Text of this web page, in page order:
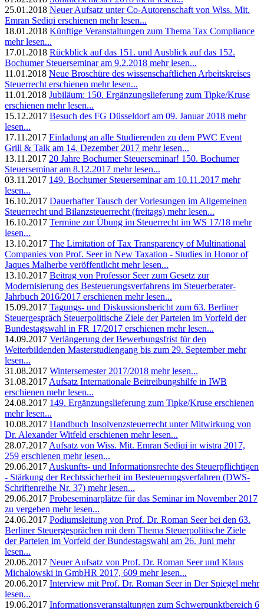
25.01.2018 Neuer Aufsatz unter Co-Autorenschaft von Wiss. Mit.
Emran Sediqi erschienen mehr lesen...
18.01.2018 Künftige Veranstaltungen zum Thema Tax Compliance
mehr lesen...
17.01.2018 Rückblick auf das 151. und Ausblick auf das 152.
Bochumer Steuerseminar am 9.2.2018 mehr lesen...
11.01.2018 Neue Broschüre des wissenschaftlichen Arbeitskreises
Steuerrecht erschienen mehr lesen...
11.01.2018 Jubiläum: 150. Ergänzungslieferung zum Tipke/Kruse
erschienen mehr lesen...
15.12.2017 Besuch des FG Düsseldorf am 09. Januar 2018 mehr
lesen...
17.11.2017 Einladung an alle Studierenden zu dem PWC Event
Grill & Talk am 14. Dezember 2017 mehr lesen...
13.11.2017 20 Jahre Bochumer Steuerseminar! 150. Bochumer
Steuerseminar am 8.12.2017 mehr lesen...
03.11.2017 149. Bochumer Steuerseminar am 10.11.2017 mehr
lesen...
16.10.2017 Dauerhafter Tausch der Vorlesungen im Allgemeinen
Steuerrecht und Bilanzsteuerrecht (freitags) mehr lesen...
16.10.2017 Termine zur Übung im Steuerrecht im WS 17/18 mehr
lesen...
13.10.2017 The Limitation of Tax Transparency of Multinational
Companies von Prof. Seer in New Taxation - Studies in Honor of
Jaques Malherbe veröffentlicht mehr lesen...
13.10.2017 Beitrag von Professor Seer zum Gesetz zur
Modernisierung des Besteuerungsverfahrens im Steuerberater-
Jahrbuch 2016/2017 erschienen mehr lesen...
15.09.2017 Tagungs- und Diskussionsbericht zum 63. Berliner
Steuergespräch Steuerpolitische Ziele der Parteien im Vorfeld der
Bundestagswahl in FR 17/2017 erschienen mehr lesen...
14.09.2017 Verlängerung der Bewerbungsfrist für den
Weiterbildenden Masterstudiengang bis zum 29. September mehr
lesen...
31.08.2017 Wintersemester 2017/2018 mehr lesen...
31.08.2017 Aufsatz Internationale Beitreibungshilfe in IWB
erschienen mehr lesen...
24.08.2017 149. Ergänzungslieferung zum Tipke/Kruse erschienen
mehr lesen...
10.08.2017 Handbuch Insolvenzsteuerrecht unter Mitwirkung von
Dr. Alexander Witfeld erschienen mehr lesen...
28.07.2017 Aufsatz von Wiss. Mit. Emran Sediqi in wistra 2017,
259 erschienen mehr lesen...
29.06.2017 Auskunfts- und Informationsrechte des Steuerpflichtigen
- Stärkung der Rechtssicherheit im Besteuerungsverfahren (DWS-
Schriftenreihe Nr. 37) mehr lesen...
29.06.2017 Probeseminarplätze für das Seminar im November 2017
zu vergeben mehr lesen...
24.06.2017 Podiumsleitung von Prof. Dr. Roman Seer bei den 63.
Berliner Steuergesprächen mit dem Thema Steuerpolitische Ziele
der Parteien im Vorfeld der Bundestagswahl am 26. Juni mehr
lesen...
20.06.2017 Neuer Aufsatz von Prof. Dr. Roman Seer und Klaus
Michalowski in GmbHR 2017, 609 mehr lesen...
20.06.2017 Interview mit Prof. Dr. Roman Seer in Der Spiegel mehr
lesen...
19.06.2017 Informationsveranstaltungen zum Schwerpunktbereich 6